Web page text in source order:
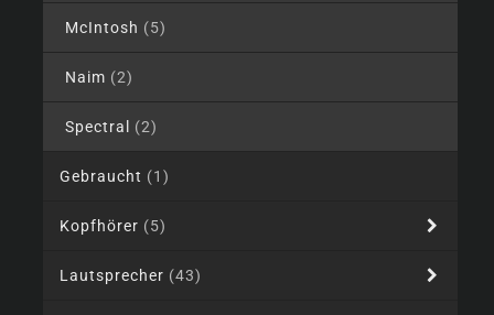
McIntosh (5)
Naim (2)
Spectral (2)
Gebraucht (1)
Kopfhörer (5)
Lautsprecher (43)